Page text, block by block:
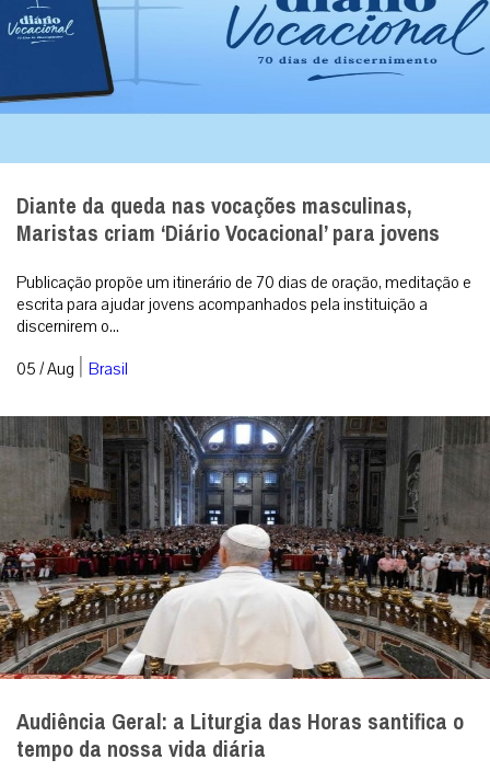
Diante da queda nas vocações masculinas,
Maristas criam ‘Diário Vocacional’ para jovens
Publicação propõe um itinerário de 70 dias de oração, meditação e
escrita para ajudar jovens acompanhados pela instituição a
discernirem o...
05 / Aug | Brasil
Audiência Geral: a Liturgia das Horas santifica o
tempo da nossa vida diária